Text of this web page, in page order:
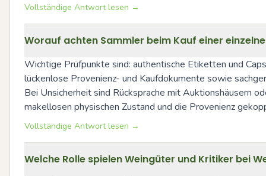
Vollständige Antwort lesen →
Worauf achten Sammler beim Kauf einer
Wichtige Prüfpunkte sind: authentische Etiketten und
lückenlose Provenienz- und Kaufdokumente sowie
Bei Unsicherheit sind Rücksprache mit Auktionshäusern
makellosen physischen Zustand und die Provenienz
Vollständige Antwort lesen →
Welche Rolle spielen Weingüter und Kritiker bei